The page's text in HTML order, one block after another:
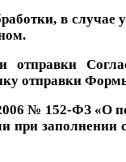
в
отправки
отправки
№ 152-ФЗ «О